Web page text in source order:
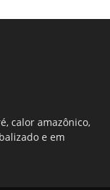
calor amazônico,
e em